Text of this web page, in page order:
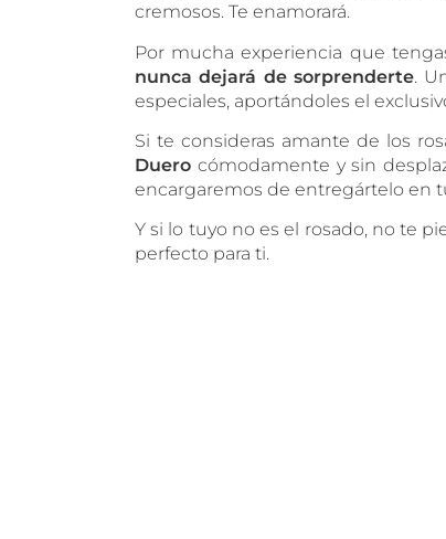
cremosos. Te enamorará.
Por mucha experiencia que
nunca dejará de sorprenderte.
especiales, aportándoles el
Si te consideras amante de los
Duero cómodamente y sin
encargaremos de entregártelo en
Y si lo tuyo no es el rosado, no te
perfecto para ti.